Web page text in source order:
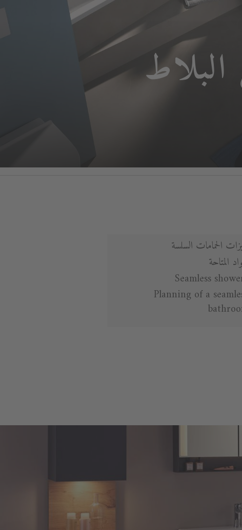
الحمامات السلسة
المتاحة
Seamless
Planning of a